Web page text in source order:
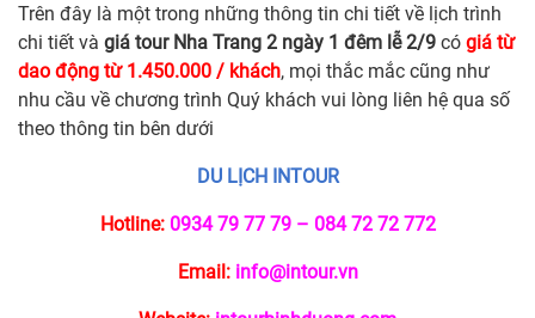
Trên đây là một trong những thông tin chi tiết về lịch trình
chi tiết và giá tour Nha Trang 2 ngày 1 đêm lễ 2/9 có giá từ
dao động từ 1.450.000 / khách, mọi thắc mắc cũng như
nhu cầu về chương trình Quý khách vui lòng liên hệ qua số
theo thông tin bên dưới
DU LỊCH INTOUR
Hotline: 0934 79 77 79 – 084 72 72 772
Email: info@intour.vn